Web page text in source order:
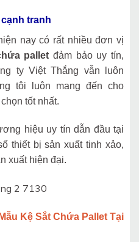
tranh
nay có rất nhiều đơn vị
pallet đảm bảo uy tín,
ty Việt Thắng vẫn luôn
tôi luôn mang đến cho
tốt nhất.
hiệu uy tín dẫn đầu tại
thiết bị sản xuất tinh xảo,
xuất hiện đại.
Kệ Sắt Chứa Pallet Tại